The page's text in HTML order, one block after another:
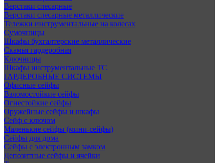
Верстаки слесарные
Верстаки слесарные металлические
Тележки инструментальные на колесах
Сумочницы
Шкафы бухгалтерские металлические
Скамья гардеробная
Ключницы
Шкафы инструментальные ТС
ГАРДЕРОБНЫЕ СИСТЕМЫ
Офисные сейфы
Взломостойкие сейфы
Огнестойкие сейфы
Оружейные сейфы и шкафы
Сейф с ключом
Маленькие сейфы (мини-сейфы)
Сейфы для дома
Сейфы с электронным замком
Депозитные сейфы и ячейки